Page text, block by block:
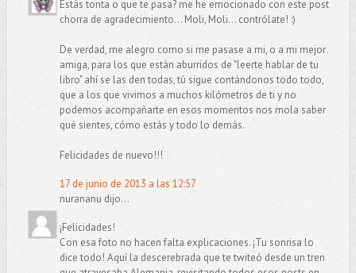
Estás tonta o que te pasa? me he emocionado con este post
chorra de agradecimiento... Moli, Moli... contrólate! :)
De verdad, me alegro como si me pasase a mi, o a mi mejor
amiga, para los que están aburridos de "leerte hablar de tu
libro" ahí se las den todas, tú sigue contándonos todo todo,
que a los que vivimos a muchos kilómetros de ti y no
podemos acompañarte en esos momentos nos mola saber
qué sientes, cómo estás y todo lo demás.
Felicidades de nuevo!!!
17 de junio de 2013 a las 12:57
nurananu dijo...
¡Felicidades!
Con esa foto no hacen falta explicaciones. ¡Tu sonrisa lo
dice todo! Aquí la descerebrada que te twiteó desde un tren